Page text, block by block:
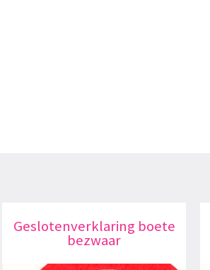
Geslotenverklaring boete
bezwaar